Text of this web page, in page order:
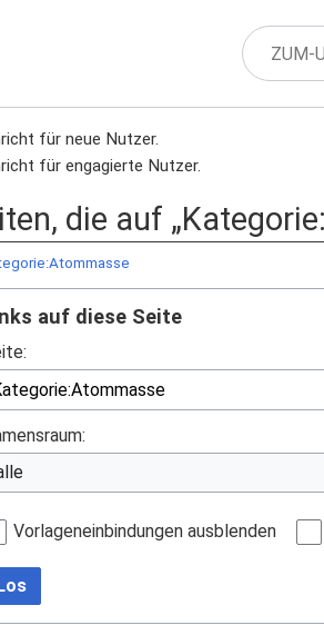
für neue Nutzer.
für engagierte Nutzer.
die auf
auf diese Seite
Vorlageneinbindungen ausblenden